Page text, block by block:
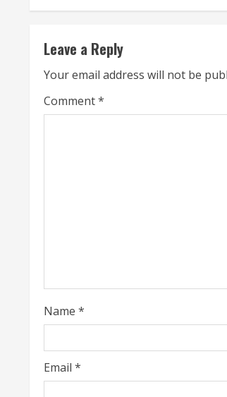
i
n
u
i
n
g
Leave a Reply
Your email address will not be
Comment*
Name *
Email *